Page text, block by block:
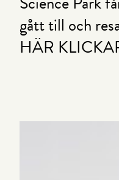
gått till och
HÄR